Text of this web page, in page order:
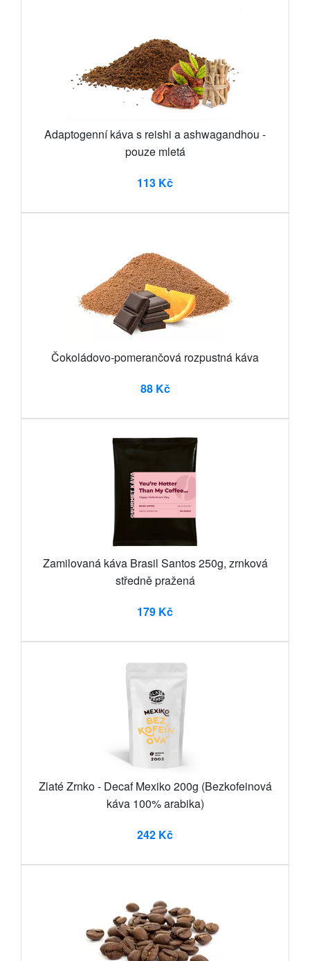
Adaptogenní káva s reishi a ashwagandhou -
pouze mletá
113 Kč
Čokoládovo-pomerančová rozpustná káva
88 Kč
Zamilovaná káva Brasil Santos 250g, zrnková
středně pražená
179 Kč
Zlaté Zrnko - Decaf Mexiko 200g (Bezkofeinová
káva 100% arabika)
242 Kč